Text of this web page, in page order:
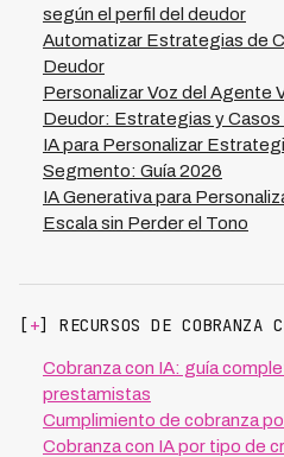
estrategias: deudores que
positivos versus aquellos que
Al segmentar correctamente,
tasas de recuperación del
menor, dirigiendo esfuerzos
deudores con verdadera
según el perfil del deudor
Automatizar Estrategias de
Deudor
Personalizar Voz del Agente
Deudor: Estrategias y Casos
IA para Personalizar
Segmento: Guía 2026
IA Generativa para
Escala sin Perder el Tono
[+] RECURSOS DE COBRANZA
Cobranza con IA: guía
prestamistas
Cumplimiento de cobranza
Cobranza con IA por tipo de